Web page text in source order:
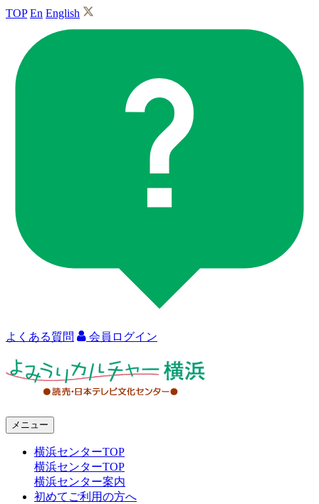
TOP En English
よくある質問 会員ログイン
メニュー
横浜センターTOP
横浜センターTOP
横浜センター案内
初めてご利用の方へ